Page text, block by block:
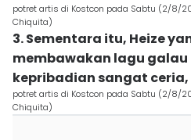
potret artis di Kostcon pada Sabtu (2/8/
Chiquita)
3. Sementara itu, Heize
membawakan lagu
kepribadian sangat ceria,
potret artis di Kostcon pada Sabtu (2/8/
Chiquita)